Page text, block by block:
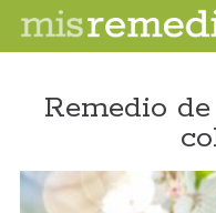
Remedio